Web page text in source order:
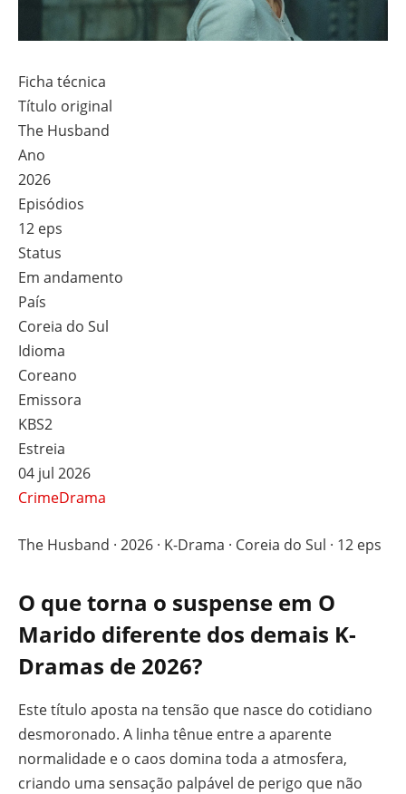
Ficha técnica
Título original
The Husband
Ano
2026
Episódios
12 eps
Status
Em andamento
País
Coreia do Sul
Idioma
Coreano
Emissora
KBS2
Estreia
04 jul 2026
CrimeDrama
The Husband · 2026 · K-Drama · Coreia do Sul · 12 eps
O que torna o suspense em O
Marido diferente dos demais K-
Dramas de 2026?
Este título aposta na tensão que nasce do cotidiano
desmoronado. A linha tênue entre a aparente
normalidade e o caos domina toda a atmosfera,
criando uma sensação palpável de perigo que não